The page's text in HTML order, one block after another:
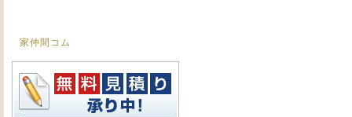
家仲間コム